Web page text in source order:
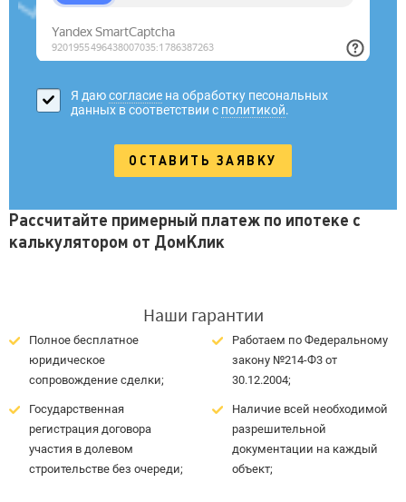
Я даюсогласие на обработку песональных
данных в соответствии с политикой.
Рассчитайте примерный платеж по ипотеке с
калькулятором от ДомКлик
Наши гарантии
Полное бесплатное
юридическое
сопровождение сделки;
Государственная
регистрация договора
участия в долевом
строительстве без очереди;
Работаем по Федеральному
закону №214-Ф3 от
30.12.2004;
Наличие всей необходимой
разрешительной
документации на каждый
объект;